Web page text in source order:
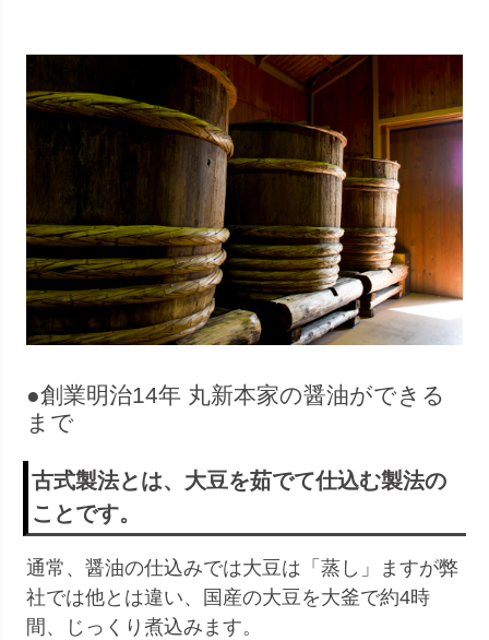
●創業明治14年 丸新本家の醤油ができる
まで
古式製法とは、大豆を茹でて仕込む製法の
ことです。
通常、醤油の仕込みでは大豆は「蒸し」ますが弊
社では他とは違い、国産の大豆を大釜で約4時
間、じっくり煮込みます。